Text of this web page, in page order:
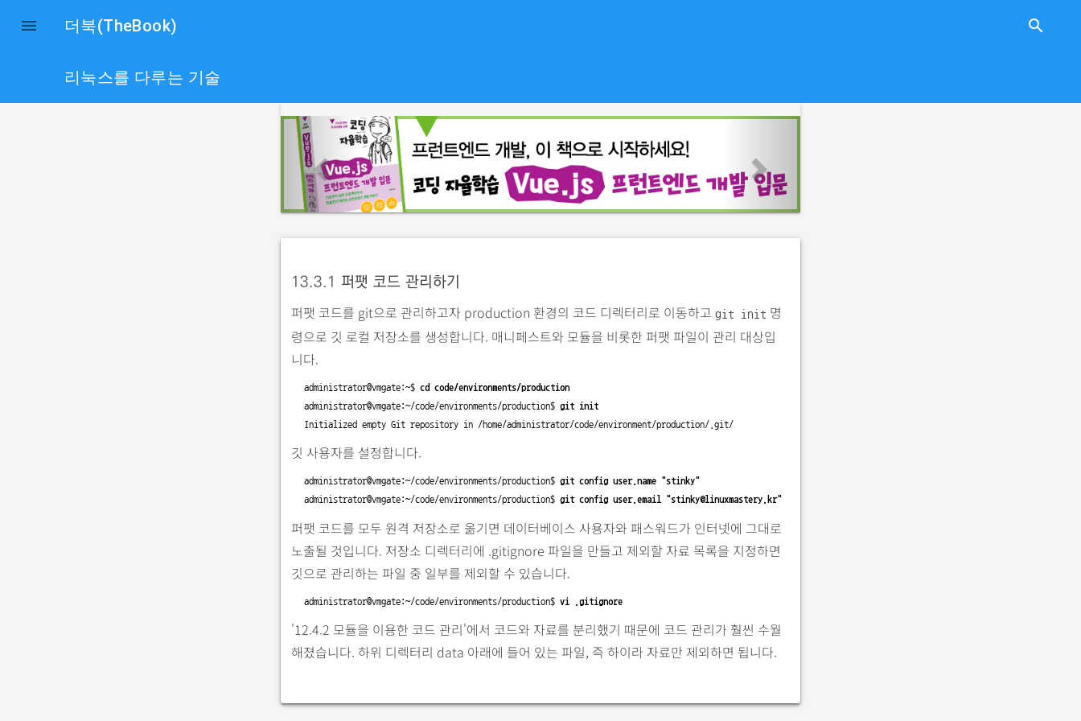
 더북(TheBook) search
리눅스를 다루는 기술
e
v
i
o
s
x
t
13.3.1 퍼팻 코드 관리하기
퍼팻 코드를 git으로 관리하고자 production 환경의 코드 디렉터리로 이동하고 git init 명
령으로 깃 로컬 저장소를 생성합니다. 매니페스트와 모듈을 비롯한 퍼팻 파일이 관리 대상입
니다.
administrator@vmgate:~$ cd code/environments/production
administrator@vmgate:~/code/environments/production$ git init
Initialized empty Git repository in /home/administrator/code/environment/production/.git/
깃 사용자를 설정합니다.
administrator@vmgate:~/code/environments/production$ git config user.name "stinky"
administrator@vmgate:~/code/environments/production$ git config user.email "stinky@linuxmastery.kr"
퍼팻 코드를 모두 원격 저장소로 옮기면 데이터베이스 사용자와 패스워드가 인터넷에 그대로
노출될 것입니다. 저장소 디렉터리에 .gitignore 파일을 만들고 제외할 자료 목록을 지정하면
깃으로 관리하는 파일 중 일부를 제외할 수 있습니다.
administrator@vmgate:~/code/environments/production$ vi .gitignore
'12.4.2 모듈을 이용한 코드 관리'에서 코드와 자료를 분리했기 때문에 코드 관리가 훨씬 수월
해졌습니다. 하위 디렉터리 data 아래에 들어 있는 파일, 즉 하이라 자료만 제외하면 됩니다.